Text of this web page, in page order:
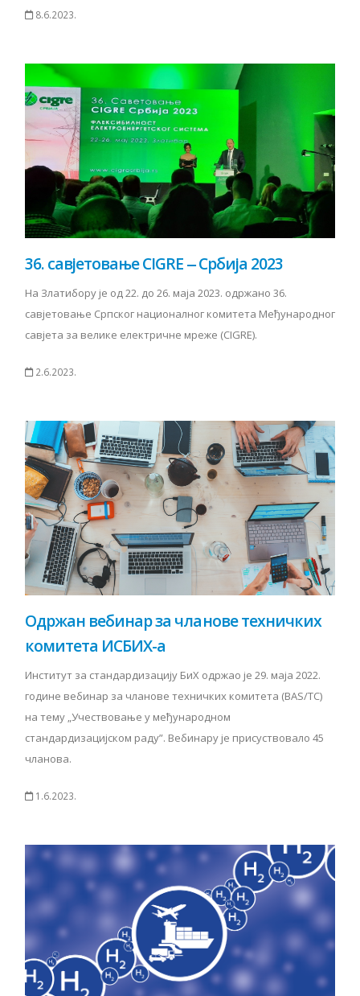
8.6.2023.
36. савјетовање CIGRE ‒ Србија 2023
На Златибору је од 22. до 26. маја 2023. одржано 36.
савјетовање Српског националног комитета Међународног
савјета за велике електричне мреже (CIGRE).
2.6.2023.
Одржан вебинар за чланове техничких
комитета ИСБИХ-а
Институт за стандардизацију БиХ одржао је 29. маја 2022.
године вебинар за чланове техничких комитета (BAS/TC)
на тему „Учествовање у међународном
стандардизацијском раду”. Вебинару је присуствовало 45
чланова.
1.6.2023.